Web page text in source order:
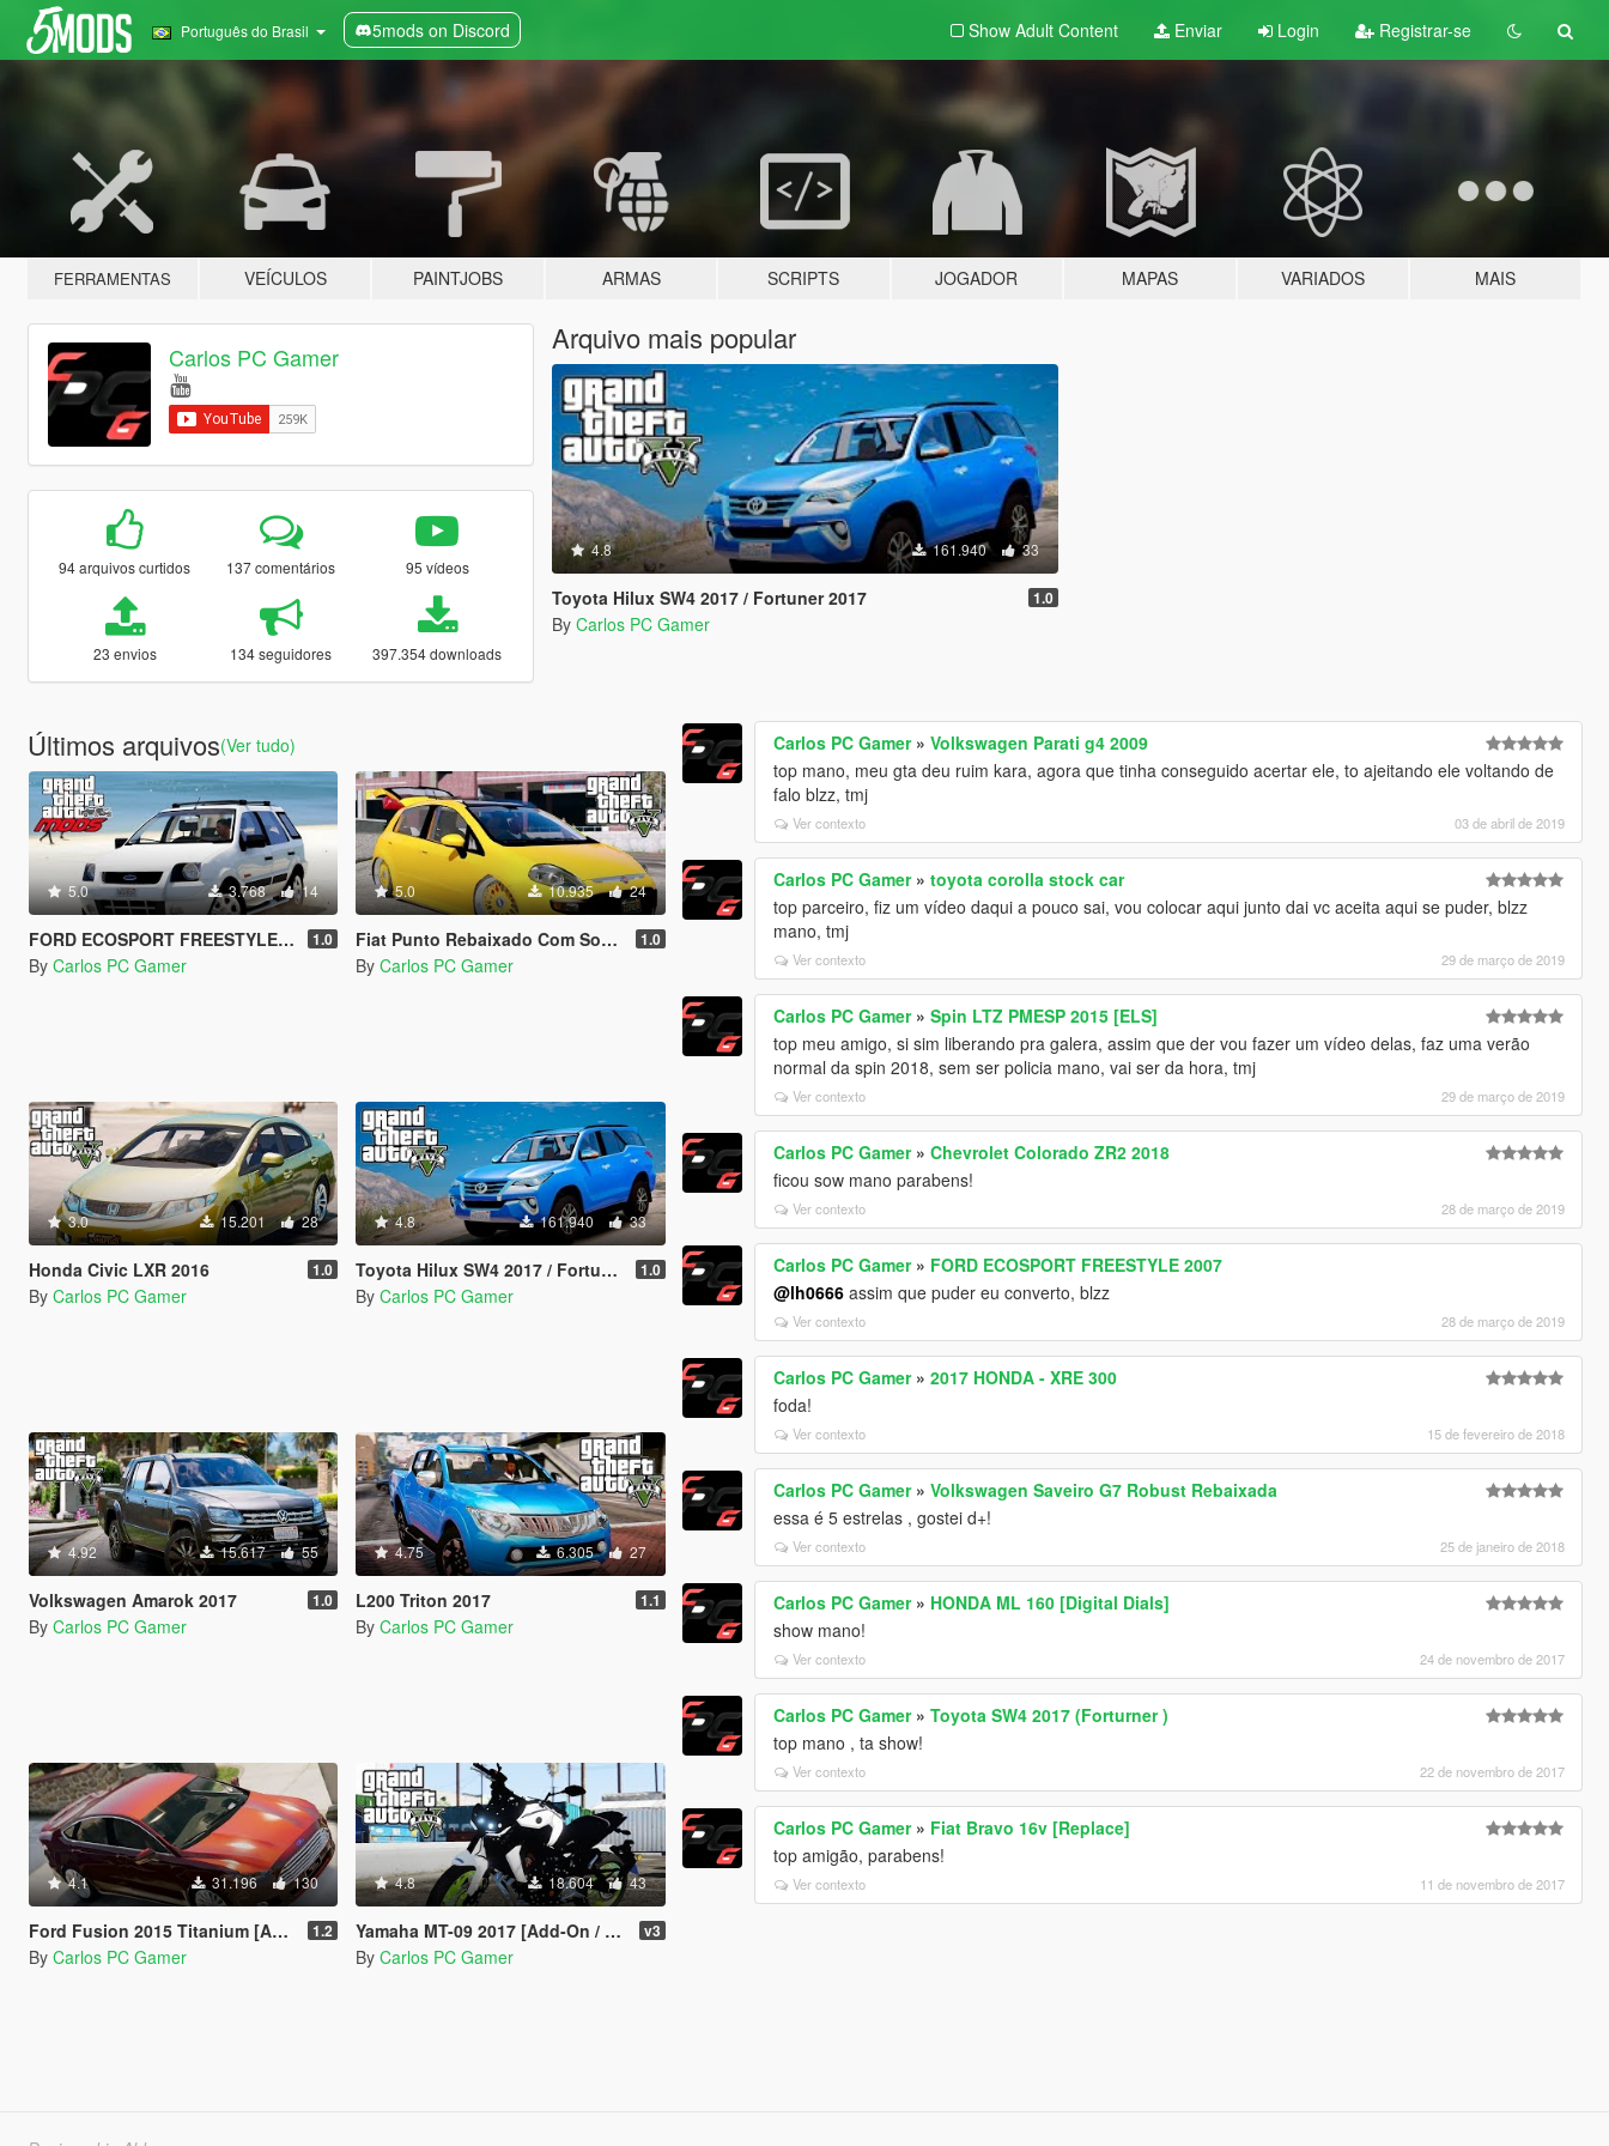
Português do Brasil 5mods on Discord Show Adult Content Enviar Login Registrar-se
FERRAMENTAS VEÍCULOS PAINTJOBS ARMAS SCRIPTS JOGADOR MAPAS VARIADOS MAIS
Carlos PC Gamer
94 arquivos curtidos 137 comentários 95 vídeos
23 envios 134 seguidores 397.354 downloads
Arquivo mais popular
4.8 161.940 33
Toyota Hilux SW4 2017 / Fortuner 2017 1.0
By Carlos PC Gamer
Últimos arquivos(Ver tudo)
5.0 3.768 14
FORD ECOSPORT FREESTYLE 2007 1.0
By Carlos PC Gamer
5.0 10.935 24
Fiat Punto Rebaixado Com Som E Rodas [Replace] 1.0
By Carlos PC Gamer
3.0 15.201 28
Honda Civic LXR 2016 1.0
By Carlos PC Gamer
4.8 161.940 33
Toyota Hilux SW4 2017 / Fortuner 2017 1.0
By Carlos PC Gamer
4.92 15.617 55
Volkswagen Amarok 2017 1.0
By Carlos PC Gamer
4.75 6.305 27
L200 Triton 2017 1.1
By Carlos PC Gamer
4.1 31.196 130
Ford Fusion 2015 Titanium [Add-On / Replace] 1.2
By Carlos PC Gamer
4.8 18.604 43
Yamaha MT-09 2017 [Add-On / Replace] v3
By Carlos PC Gamer
Carlos PC Gamer»Volkswagen Parati g4 2009
top mano, meu gta deu ruim kara, agora que tinha conseguido acertar ele, to ajeitando ele voltando de
falo blzz, tmj
Ver contexto 03 de abril de 2019
Carlos PC Gamer»toyota corolla stock car
top parceiro, fiz um vídeo daqui a pouco sai, vou colocar aqui junto dai vc aceita aqui se puder, blzz
mano, tmj
Ver contexto 29 de março de 2019
Carlos PC Gamer»Spin LTZ PMESP 2015 [ELS]
top meu amigo, si sim liberando pra galera, assim que der vou fazer um vídeo delas, faz uma verão
normal da spin 2018, sem ser policia mano, vai ser da hora, tmj
Ver contexto 29 de março de 2019
Carlos PC Gamer»Chevrolet Colorado ZR2 2018
ficou sow mano parabens!
Ver contexto 28 de março de 2019
Carlos PC Gamer» FORD ECOSPORT FREESTYLE 2007
@lh0666 assim que puder eu converto, blzz
Ver contexto 28 de março de 2019
Carlos PC Gamer»2017 HONDA - XRE 300
foda!
Ver contexto 15 de fevereiro de 2018
Carlos PC Gamer»Volkswagen Saveiro G7 Robust Rebaixada
essa é 5 estrelas , gostei d+!
Ver contexto 25 de janeiro de 2018
Carlos PC Gamer» HONDA ML 160 [Digital Dials]
show mano!
Ver contexto 24 de novembro de 2017
Carlos PC Gamer»Toyota SW4 2017 (Forturner )
top mano , ta show!
Ver contexto 22 de novembro de 2017
Carlos PC Gamer» Fiat Bravo 16v [Replace]
top amigão, parabens!
Ver contexto 11 de novembro de 2017